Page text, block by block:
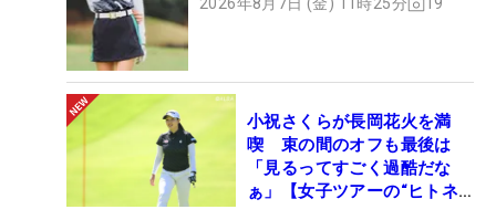
2026年8月7日 (金) 11時25分 19
小祝さくらが長岡花火を満
喫 束の間のオフも最後は
「見るってすごく過酷だな
ぁ」【女子ツアーの“ヒトネ